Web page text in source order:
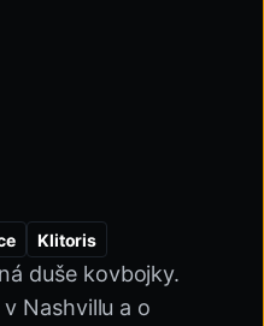
Klitoris
Kundička
Přírodní Prsa
duše kovbojky.
Nashvillu a o